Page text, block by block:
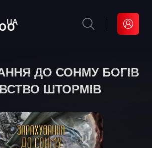
UA
ДО СОНМУ БОГІВ
ШТОРМІВ